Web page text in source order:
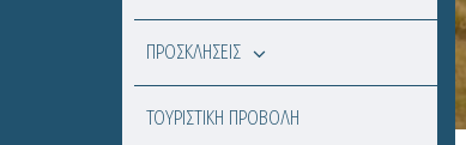
ΠΡΟΣΚΛΗΣΕΙΣ
ΤΟΥΡΙΣΤΙΚΗ ΠΡΟΒΟΛΗ